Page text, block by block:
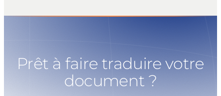
Prêt à faire traduire votre
document ?